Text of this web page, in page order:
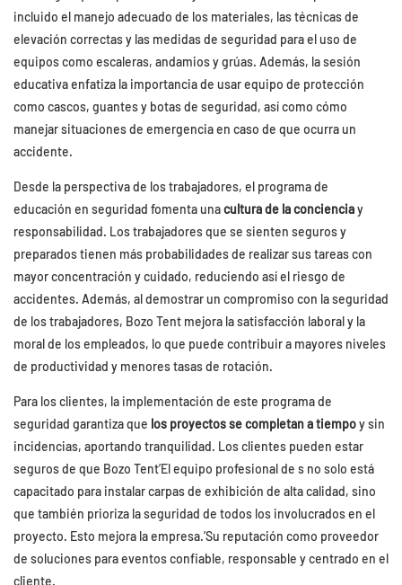
incluido el manejo adecuado de los materiales, las técnicas de
elevación correctas y las medidas de seguridad para el uso de
equipos como escaleras, andamios y grúas. Además, la sesión
educativa enfatiza la importancia de usar equipo de protección
como cascos, guantes y botas de seguridad, así como cómo
manejar situaciones de emergencia en caso de que ocurra un
accidente.
Desde la perspectiva de los trabajadores, el programa de
educación en seguridad fomenta unacultura de la concienciay
responsabilidad. Los trabajadores que se sienten seguros y
preparados tienen más probabilidades de realizar sus tareas con
mayor concentración y cuidado, reduciendo así el riesgo de
accidentes. Además, al demostrar un compromiso con la seguridad
de los trabajadores, Bozo Tent mejora la satisfacción laboral y la
moral de los empleados, lo que puede contribuir a mayores niveles
de productividad y menores tasas de rotación.
Para los clientes, la implementación de este programa de
seguridad garantiza que los proyectos se completan a tiempoy sin
incidencias, aportando tranquilidad. Los clientes pueden estar
seguros de que Bozo Tent’El equipo profesional de s no solo está
capacitado para instalar carpas de exhibición de alta calidad, sino
que también prioriza la seguridad de todos los involucrados en el
proyecto. Esto mejora la empresa.’Su reputación como proveedor
de soluciones para eventos confiable, responsable y centrado en el
cliente.